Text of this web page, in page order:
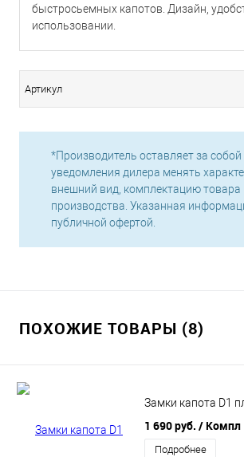
быстросьемных капотов. Дизайн,
использовании.
Артикул
*Производитель оставляет за
уведомления дилера менять
внешний вид, комплектацию товара
производства. Указанная
публичной офертой.
ПОХОЖИЕ ТОВАРЫ (8)
Замки капота D1
1 690 руб. / Компл
Подробнее